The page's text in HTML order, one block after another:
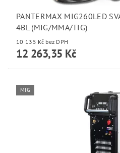
PANTERMAX MIG260LED
4BL (MIG/MMA/TIG)
10 135 Kč bez DPH
12 263,35 Kč
MIG